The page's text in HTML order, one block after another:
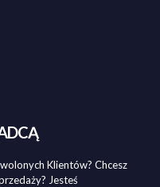
Klientów? Chcesz
Jesteś